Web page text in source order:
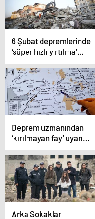
6 Şubat depremlerinde
‘süper hızlı yırtılma’
oldu: 35 bin 100
kilometrekare daha
fazla alan etkilendi
Deprem uzmanından
‘kırılmayan fay’ uyarısı:
7’lik potansiyele sahip!
Arka Sokaklar